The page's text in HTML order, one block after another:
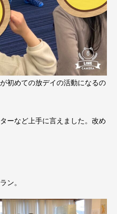
初めての放デイの活動になるの
ーなど上手に言えました。改め
ン。